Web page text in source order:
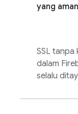
yang aman
SSL tanpa
dalam
selalu